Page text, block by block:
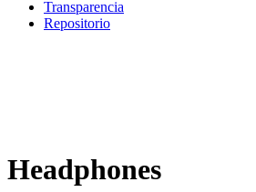
Transparencia
Repositorio
Headphones